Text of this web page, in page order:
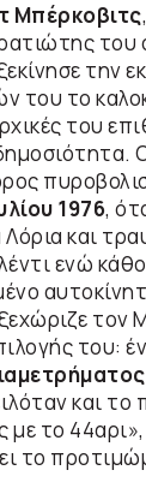
Μπέρκοβιτς
του
την
του το
του
1976,
και
ενώ
τον
του:
και το
με το
το